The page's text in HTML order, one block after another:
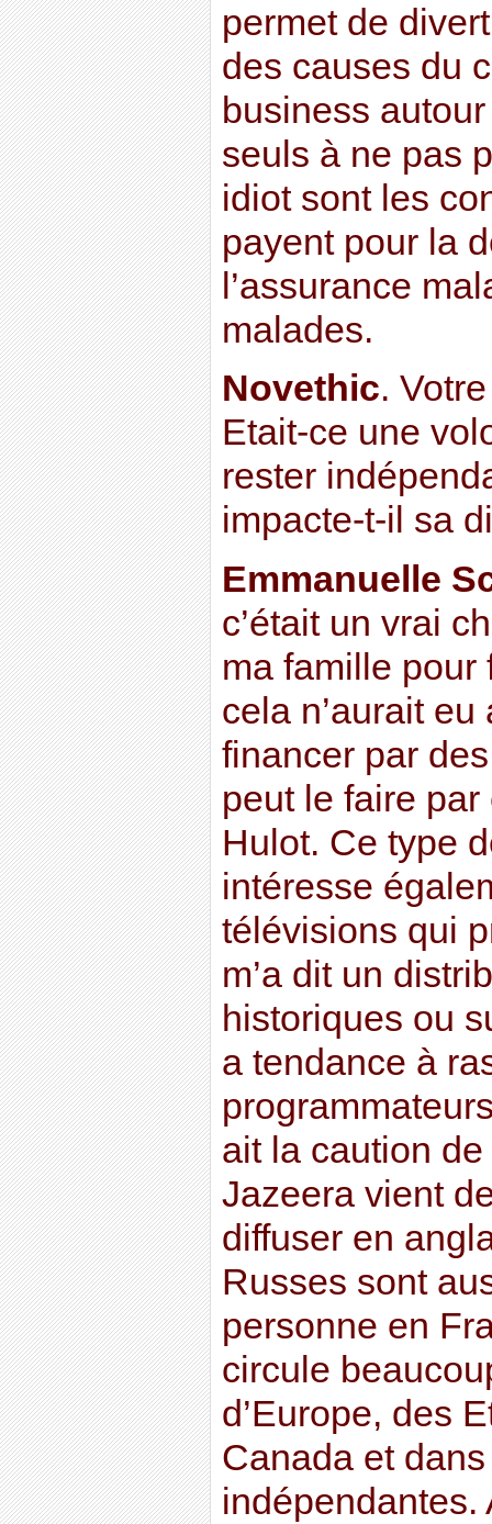
permet de
des causes du
business
seuls à ne pas
idiot sont les
payent pour la
l’assurance
malades.
Novethic.
Etait-ce une
rester
impacte-t-il sa
Emmanuelle
c’était un vrai
ma famille pour
cela n’aurait
financer par
peut le faire
Hulot. Ce type
intéresse
télévisions qui
m’a dit un
historiques ou
a tendance à
ait la caution
Jazeera vient
diffuser en
Russes sont
personne en
circule
d’Europe, des
Canada et
indépendantes.